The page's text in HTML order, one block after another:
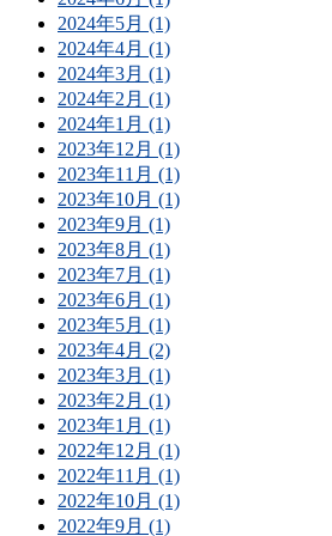
2024年5月 (1)
2024年4月 (1)
2024年3月 (1)
2024年2月 (1)
2024年1月 (1)
2023年12月 (1)
2023年11月 (1)
2023年10月 (1)
2023年9月 (1)
2023年8月 (1)
2023年7月 (1)
2023年6月 (1)
2023年5月 (1)
2023年4月 (2)
2023年3月 (1)
2023年2月 (1)
2023年1月 (1)
2022年12月 (1)
2022年11月 (1)
2022年10月 (1)
2022年9月 (1)